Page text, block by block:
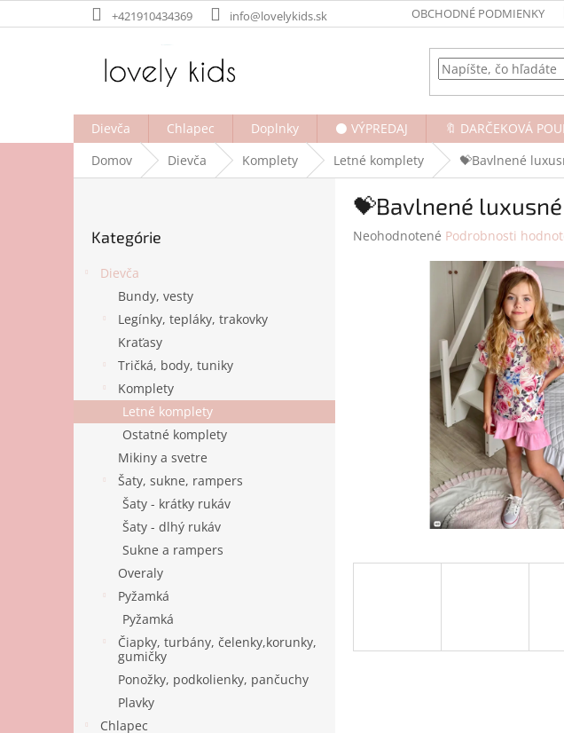
na
+421910434369 info@lovelykids.sk OBCHODNÉ PODMIENKY
Dievča Chlapec Doplnky ⚫ VÝPREDAJ
🔖 DARČEKOVÁ
Domov
Dievča Komplety Letné komplety 💝Bavlnené
kategórie
Kategórie
Dievča
Bundy, vesty
Legínky, tepláky, trakovky
Kraťasy
Tričká, body, tuniky
Komplety
Letné komplety
Ostatné komplety
Mikiny a svetre
Šaty, sukne, rampers
Šaty - krátky rukáv
Šaty - dlhý rukáv
Sukne a rampers
Overaly
Pyžamká
Pyžamká
Čiapky, turbány, čelenky,korunky,
gumičky
Ponožky, podkolienky, pančuchy
Plavky
Chlapec
💝Bavlnené
Priemerné
Neohodnotené Podrobnosti